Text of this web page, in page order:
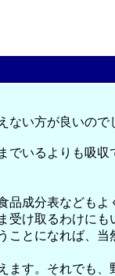
ない方が良いので
でいるよりも吸
品成分表なども
け取るわけにも
ことになれば、
ます。それでも、